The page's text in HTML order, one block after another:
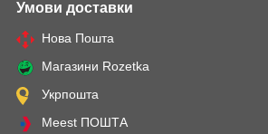
Умови доставки
Нова Пошта
Магазини Rozetka
Укрпошта
Meest ПОШТА